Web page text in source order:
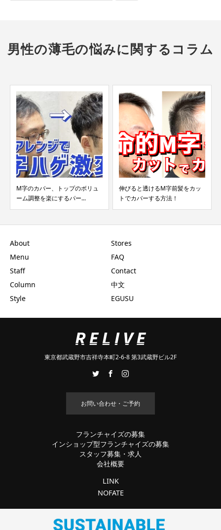
男性の薄毛の悩みに関するコラム
M字のカバー、トップのボリュ
ーム調整を楽にするパー...
伸びると透けるM字前髪をカッ
トでカバーする方法！
About
Menu
Staff
Column
Style
Stores
FAQ
Contact
中文
EGUSU
東京都武蔵野市吉祥寺本町2-6-8 第3武蔵野ビル2F
お問い合わせ・ご予約
フランチャイズの募集
インショップ型フランチャイズの募集
スタッフ募集・求人
会社概要
LINK
NOFATE